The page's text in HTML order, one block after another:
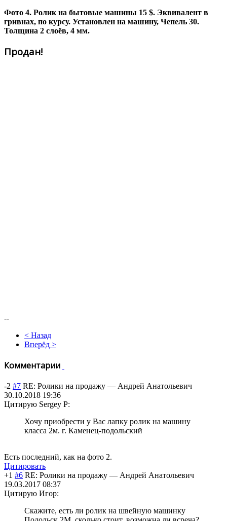
Фото 4. Ролик на бытовые машины 15 $. Эквивалент в
гривнах, по курсу. Установлен на машину, Чепель 30.
Толщина 2 слоёв, 4 мм.
Продан!
--
< Назад
Вперёд >
Комментарии
-2 #7 RE: Ролики на продажу — Андрей Анатольевич
30.10.2018 19:36
Цитирую Sergey P:
Хочу приобрести у Вас лапку ролик на машину
класса 2м. г. Каменец-подольский
Есть последний, как на фото 2.
Цитировать
+1 #6 RE: Ролики на продажу — Андрей Анатольевич
19.03.2017 08:37
Цитирую Игор:
Скажите, есть ли ролик на швейную машинку